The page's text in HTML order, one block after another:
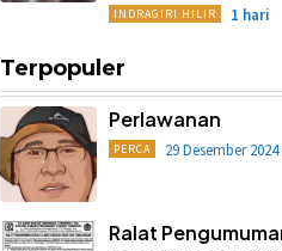
INDRAGIRI HILIR 1 hari
Terpopuler
Perlawanan
PERCA 29 Desember 2024
Ralat